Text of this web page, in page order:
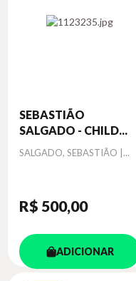
SEBASTIÃO
SALGADO - CHILD...
Autor
SALGADO, SEBASTIÃO |...
R$ 500,00
ADICIONAR